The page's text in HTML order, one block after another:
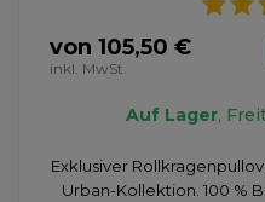
von 105,50 €
inkl. MwSt.
Auf Lager,
Exklusiver
Urban-Kollektion. 100 %